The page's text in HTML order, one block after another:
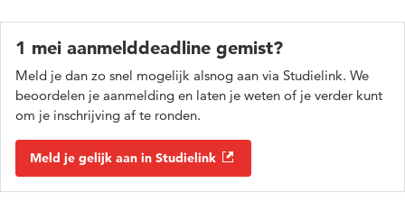
1 mei aanmelddeadline gemist?
Meld je dan zo snel mogelijk alsnog aan via Studielink. We
beoordelen je aanmelding en laten je weten of je verder kunt
om je inschrijving af te ronden.
Meld je gelijk aan in Studielink